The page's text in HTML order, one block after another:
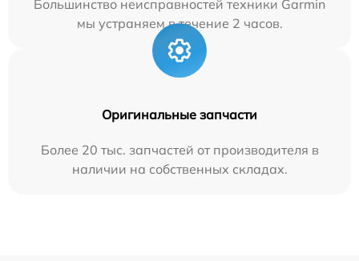
Большинство неисправностей техники Garmin
мы устраняем в течение 2 часов.
Оригинальные запчасти
Более 20 тыс. запчастей от производителя в
наличии на собственных складах.